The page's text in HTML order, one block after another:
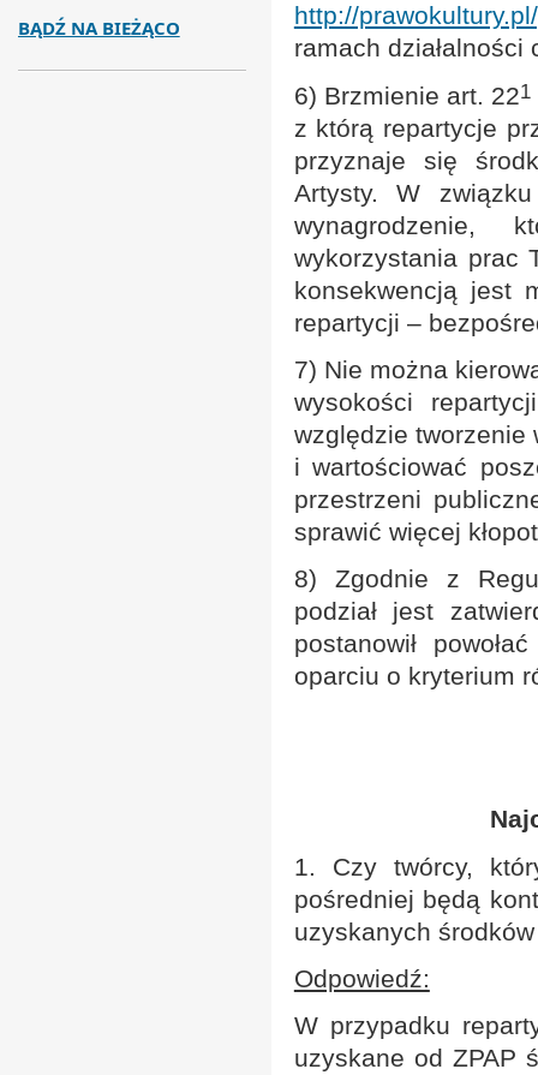
http://
ramach działalności
6) Brzmienie art. 221
z którą repartycje
przyznaje się
Artysty. W
wynagrodzenie,
wykorzystania prac
konsekwencją jest
repartycji –
7) Nie można
wysokości
względzie tworzenie
i wartościować
przestrzeni
sprawić więcej
8) Zgodnie z
podział jest
postanowił
oparciu o kryterium
1. Czy twórcy,
pośredniej będą
uzyskanych
Odpowiedź:
W przypadku
uzyskane od ZPAP
BĄDŹ NA BIEŻĄCO